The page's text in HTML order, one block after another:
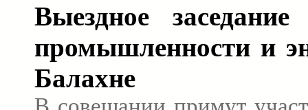
Выездное
промышленности и
Балахне